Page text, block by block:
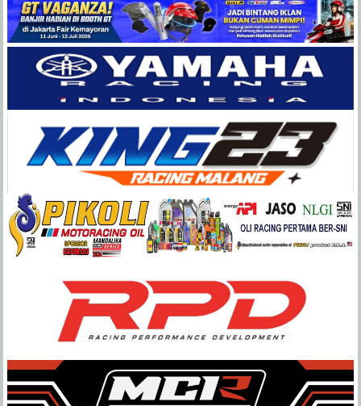
Balap
Paling
Lengkap